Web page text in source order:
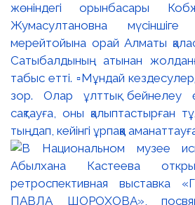
жөніндегі орынбасары
Жумасултановна
мерейтойына орай Алматы
Сатыбалдының атынан
табыс етті. ▫️Мұндай
зор. Олар ұлттық бейнелеу
сақтауға, оны қалыптастырған
тыңдап, кейінгі ұрпаққа